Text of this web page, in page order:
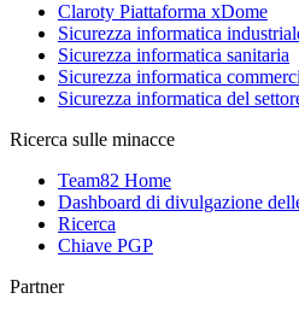
Claroty Piattaforma xDome
Sicurezza informatica
Sicurezza informatica sanitaria
Sicurezza informatica
Sicurezza informatica del
Ricerca sulle minacce
Team82 Home
Dashboard di divulgazione
Ricerca
Chiave PGP
Partner